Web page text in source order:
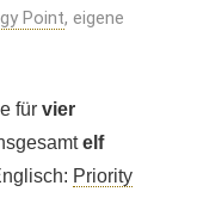
Point, eigene
für vier
elf
Priority